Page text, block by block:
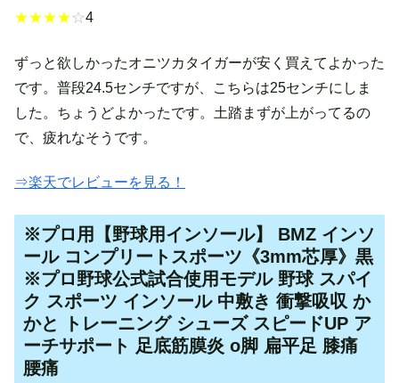
★★★★☆4
ずっと欲しかったオニツカタイガーが安く買えてよかった
です。普段24.5センチですが、こちらは25センチにしま
した。ちょうどよかったです。土踏まずが上がってるの
で、疲れなそうです。
⇒楽天でレビューを見る！
※プロ用【野球用インソール】 BMZ インソ
ール コンプリートスポーツ《3mm芯厚》黒
※プロ野球公式試合使用モデル 野球 スパイ
ク スポーツ インソール 中敷き 衝撃吸収 か
かと トレーニング シューズ スピードUP ア
ーチサポート 足底筋膜炎 o脚 扁平足 膝痛
腰痛